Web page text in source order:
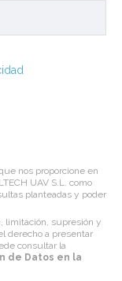
nos proporcione en
UAV S.L. como
planteadas y poder
limitación, supresión y
derecho a presentar
consultar la
de Datos en la